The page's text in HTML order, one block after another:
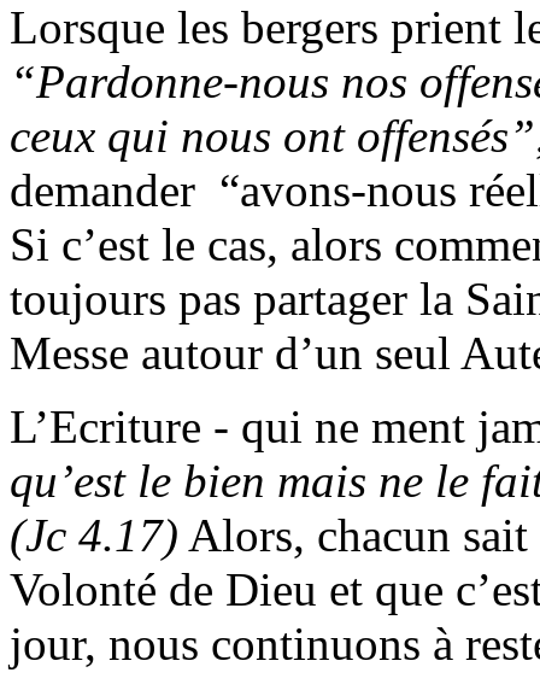
Lorsque les bergers prient
“Pardonne-nous nos
ceux qui nous ont offensés”
demander “avons-nous
Si c’est le cas, alors
toujours pas partager la
Messe autour d’un seul
L’Ecriture - qui ne ment
qu’est le bien mais ne le
(Jc 4.17) Alors, chacun
Volonté de Dieu et que
jour, nous continuons à